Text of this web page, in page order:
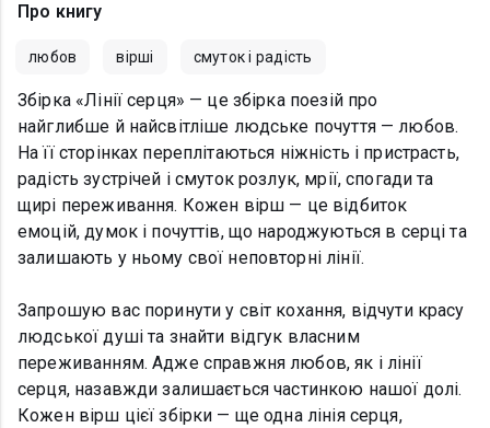
Про книгу
любов вірші смуток і радість
Збірка «Лінії серця» — це збірка поезій про
найглибше й найсвітліше людське почуття — любов.
На її сторінках переплітаються ніжність і пристрасть,
радість зустрічей і смуток розлук, мрії, спогади та
щирі переживання. Кожен вірш — це відбиток
емоцій, думок і почуттів, що народжуються в серці та
залишають у ньому свої неповторні лінії.
Запрошую вас поринути у світ кохання, відчути красу
людської душі та знайти відгук власним
переживанням. Адже справжня любов, як і лінії
серця, назавжди залишається частинкою нашої долі.
Кожен вірш цієї збірки — ще одна лінія серця,